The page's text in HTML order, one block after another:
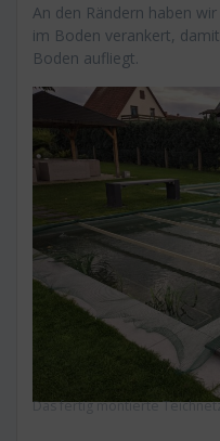
An den Rändern haben
im Boden verankert,
Boden aufliegt.
Das fertig montierte